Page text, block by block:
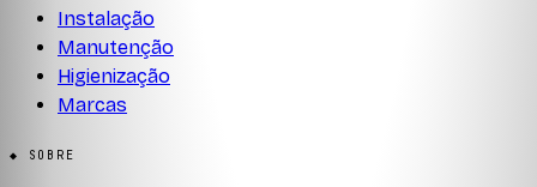
Instalação
Manutenção
Higienização
Marcas
◆ SOBRE